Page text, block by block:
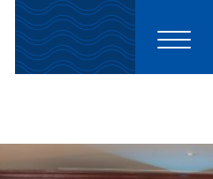
Toggle